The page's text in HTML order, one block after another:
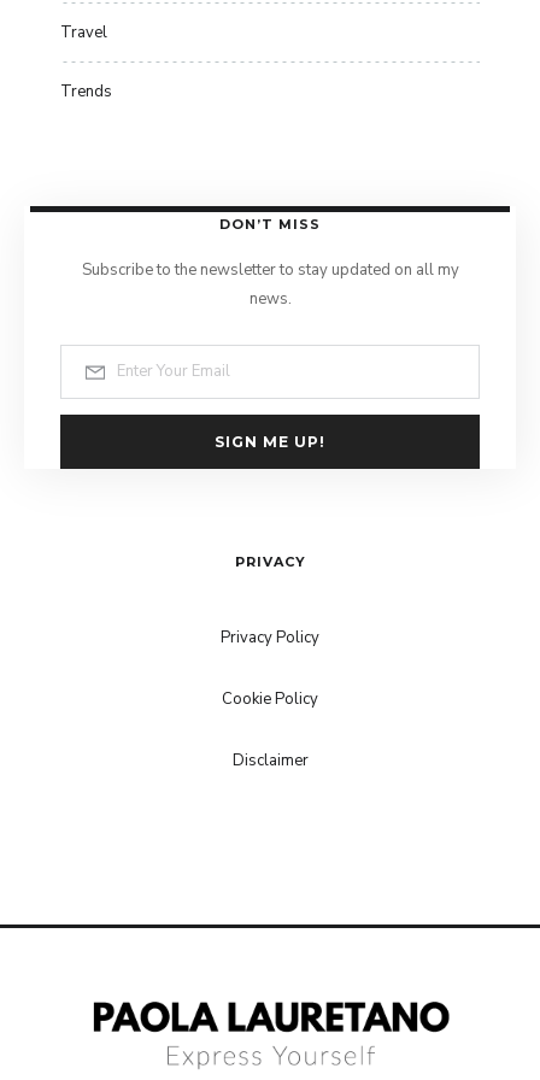
Travel
Trends
DON’T MISS
Subscribe to the newsletter to stay updated on all my
news.
SIGN ME UP!
PRIVACY
Privacy Policy
Cookie Policy
Disclaimer